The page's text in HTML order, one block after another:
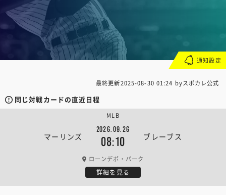
最終更新2025-08-30 01:24 byスポカレ公式
同じ対戦カードの直近日程
マーリンズ
2026.09.26
08:10 ブレーブス
MLB
ローンデポ・パーク
詳細を見る
通知設定